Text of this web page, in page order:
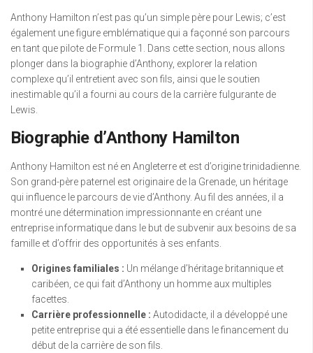
Anthony Hamilton n’est pas qu’un simple père pour Lewis; c’est
également une figure emblématique qui a façonné son parcours
en tant que pilote de Formule 1. Dans cette section, nous allons
plonger dans la biographie d’Anthony, explorer la relation
complexe qu’il entretient avec son fils, ainsi que le soutien
inestimable qu’il a fourni au cours de la carrière fulgurante de
Lewis.
Biographie d’Anthony Hamilton
Anthony Hamilton est né en Angleterre et est d’origine trinidadienne.
Son grand-père paternel est originaire de la Grenade, un héritage
qui influence le parcours de vie d’Anthony. Au fil des années, il a
montré une détermination impressionnante en créant une
entreprise informatique dans le but de subvenir aux besoins de sa
famille et d’offrir des opportunités à ses enfants.
Origines familiales : Un mélange d’héritage britannique et
caribéen, ce qui fait d’Anthony un homme aux multiples
facettes.
Carrière professionnelle : Autodidacte, il a développé une
petite entreprise qui a été essentielle dans le financement du
début de la carrière de son fils.